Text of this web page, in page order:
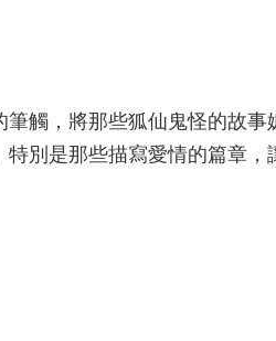
觸，將那些狐仙鬼怪的故事
別是那些描寫愛情的篇章，